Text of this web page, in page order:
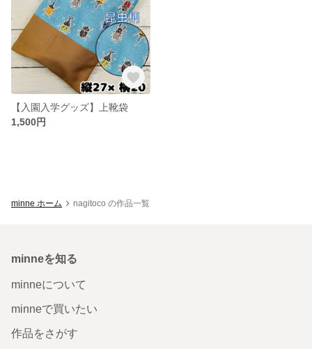
【入園入学グッズ】上靴袋
1,500円
minne ホーム nagitoco の作品一覧
minneを知る
minneについて
minneで買いたい
作品をさがす